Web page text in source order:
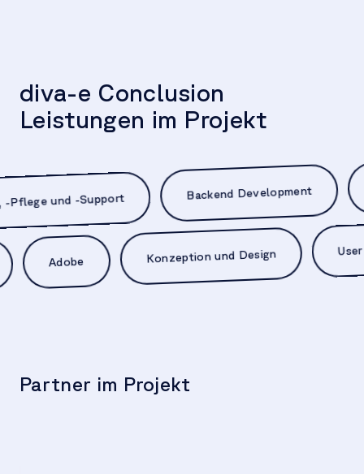
diva-e Conclusion
Leistungen im Projekt
Backend Development
-Pflege und -Support
Adobe Konzeption und Design User
Partner im Projekt